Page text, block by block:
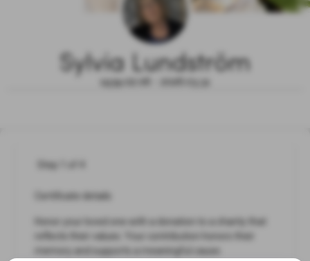
Sylvia Lundström
1939.02.06 - 2026.03.31